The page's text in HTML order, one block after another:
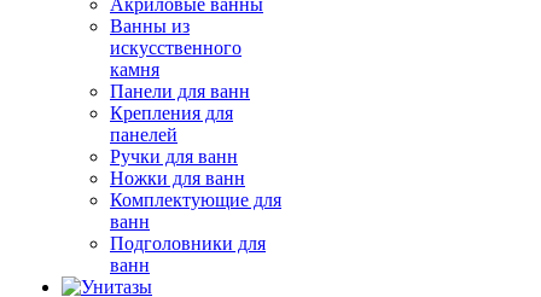
Акриловые ванны
Ванны из
искусственного
камня
Панели для ванн
Крепления для
панелей
Ручки для ванн
Ножки для ванн
Комплектующие для
ванн
Подголовники для
ванн